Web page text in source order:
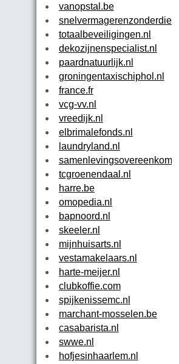
vanopstal.be
totaalbeveiligingen.nl
dekozijnenspecialist.nl
paardnatuurlijk.nl
groningentaxischiphol.nl
france.fr
vcg-vv.nl
vreedijk.nl
elbrimalefonds.nl
laundryland.nl
tcgroenendaal.nl
harre.be
omopedia.nl
bapnoord.nl
skeeler.nl
mijnhuisarts.nl
vestamakelaars.nl
harte-meijer.nl
clubkoffie.com
spijkenissemc.nl
marchant-mosselen.be
casabarista.nl
swwe.nl
hofjesinhaarlem.nl